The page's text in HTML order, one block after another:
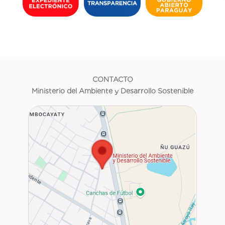
CONTACTO
Ministerio del Ambiente y Desarrollo Sostenible